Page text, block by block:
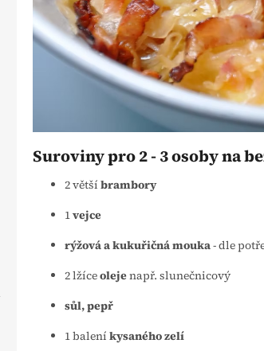
Suroviny pro 2 - 3 osoby na
2 větší brambory
1vejce
rýžová a kukuřičná mouka- dle
2 lžíceolejenapř. slunečnicový
sůl, pepř
1 balení kysaného zelí